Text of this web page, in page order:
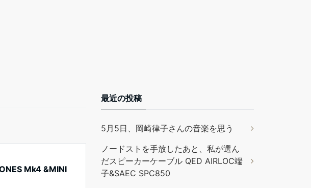
Mk4 &MINI
最近の投稿
5月5日、岡崎律子さんの音楽を思う
ノードストを手放したあと、私が選ん
だスピーカーケーブル QED AIRLOC端
子&SAEC SPC850